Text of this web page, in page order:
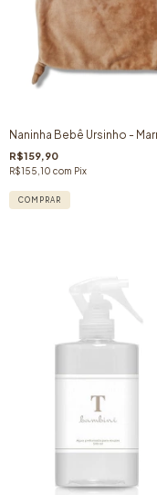
Naninha Bebê Ursinho -
R$159,90
R$155,10 com Pix